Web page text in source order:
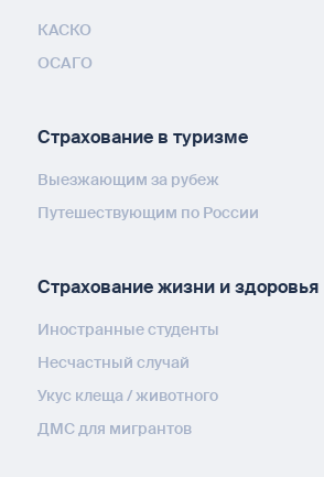
КАСКО
ОСАГО
Страхование в туризме
Выезжающим за рубеж
Путешествующим по России
Страхование жизни и здоровья
Иностранные студенты
Несчастный случай
Укус клеща / животного
ДМС для мигрантов